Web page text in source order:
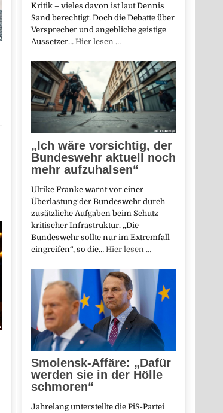
Kritik – vieles davon ist laut Dennis
Sand berechtigt. Doch die Debatte über
Versprecher und angebliche geistige
Aussetzer… Hier lesen …
„Ich wäre vorsichtig, der
Bundeswehr aktuell noch
mehr aufzuhalsen“
Ulrike Franke warnt vor einer
Überlastung der Bundeswehr durch
zusätzliche Aufgaben beim Schutz
kritischer Infrastruktur. „Die
Bundeswehr sollte nur im Extremfall
eingreifen“, so die… Hier lesen …
Smolensk-Affäre: „Dafür
werden sie in der Hölle
schmoren“
Jahrelang unterstellte die PiS-Partei